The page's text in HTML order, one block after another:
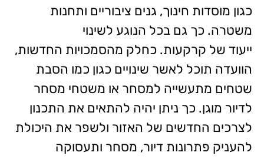
כגון מוסדות חינוך, גנים ציבוריים ותחנות
משטרה. כך גם בכל הנוגע לשינוי
ייעוד של קרקעות. כחלק מהסמכויות החדשות,
הוועדה תוכל לאשר שינויים כגון כמו הסבת
שטחים מתעשייה למסחר או משטחי מסחר
לדיור מוגן. כך ניתן יהיה להתאים את התכנון
לצרכים החדשים של האזור ולשפר את היכולת
להעניק פתרונות דיור, מסחר ותעסוקה